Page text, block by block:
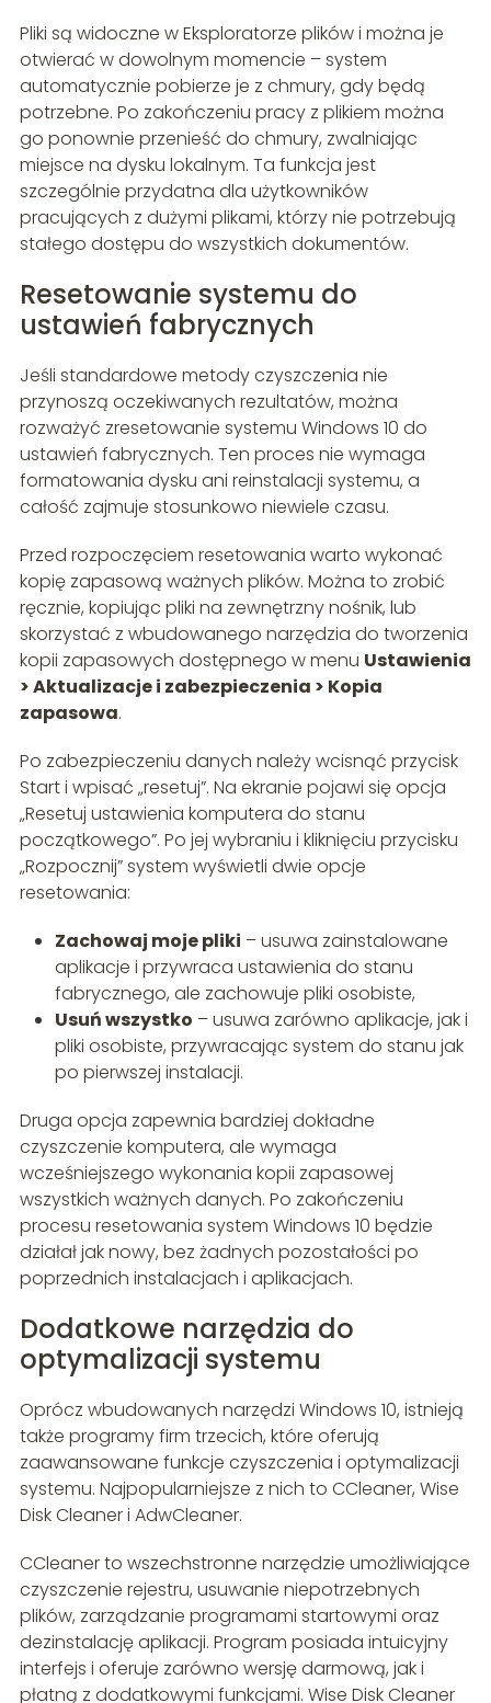
Pliki są widoczne w Eksploratorze plików i można je
otwierać w dowolnym momencie – system
automatycznie pobierze je z chmury, gdy będą
potrzebne. Po zakończeniu pracy z plikiem można
go ponownie przenieść do chmury, zwalniając
miejsce na dysku lokalnym. Ta funkcja jest
szczególnie przydatna dla użytkowników
pracujących z dużymi plikami, którzy nie potrzebują
stałego dostępu do wszystkich dokumentów.
Resetowanie systemu do
ustawień fabrycznych
Jeśli standardowe metody czyszczenia nie
przynoszą oczekiwanych rezultatów, można
rozważyć zresetowanie systemu Windows 10 do
ustawień fabrycznych. Ten proces nie wymaga
formatowania dysku ani reinstalacji systemu, a
całość zajmuje stosunkowo niewiele czasu.
Przed rozpoczęciem resetowania warto wykonać
kopię zapasową ważnych plików. Można to zrobić
ręcznie, kopiując pliki na zewnętrzny nośnik, lub
skorzystać z wbudowanego narzędzia do tworzenia
kopii zapasowych dostępnego w menu Ustawienia
> Aktualizacje i zabezpieczenia > Kopia
zapasowa.
Po zabezpieczeniu danych należy wcisnąć przycisk
Start i wpisać „resetuj”. Na ekranie pojawi się opcja
„Resetuj ustawienia komputera do stanu
początkowego”. Po jej wybraniu i kliknięciu przycisku
„Rozpocznij” system wyświetli dwie opcje
resetowania:
Zachowaj moje pliki – usuwa zainstalowane
aplikacje i przywraca ustawienia do stanu
fabrycznego, ale zachowuje pliki osobiste,
Usuń wszystko – usuwa zarówno aplikacje, jak i
pliki osobiste, przywracając system do stanu jak
po pierwszej instalacji.
Druga opcja zapewnia bardziej dokładne
czyszczenie komputera, ale wymaga
wcześniejszego wykonania kopii zapasowej
wszystkich ważnych danych. Po zakończeniu
procesu resetowania system Windows 10 będzie
działał jak nowy, bez żadnych pozostałości po
poprzednich instalacjach i aplikacjach.
Dodatkowe narzędzia do
optymalizacji systemu
Oprócz wbudowanych narzędzi Windows 10, istnieją
także programy firm trzecich, które oferują
zaawansowane funkcje czyszczenia i optymalizacji
systemu. Najpopularniejsze z nich to CCleaner, Wise
Disk Cleaner i AdwCleaner.
CCleaner to wszechstronne narzędzie umożliwiające
czyszczenie rejestru, usuwanie niepotrzebnych
plików, zarządzanie programami startowymi oraz
dezinstalację aplikacji. Program posiada intuicyjny
interfejs i oferuje zarówno wersję darmową, jak i
płatną z dodatkowymi funkcjami. Wise Disk Cleaner